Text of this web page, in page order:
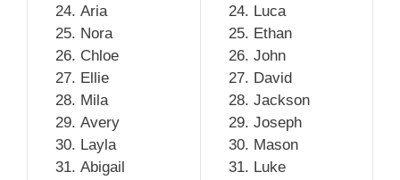
Aria
Nora
Chloe
Ellie
Mila
Avery
Layla
Abigail
Luca
Ethan
John
David
Jackson
Joseph
Mason
Luke